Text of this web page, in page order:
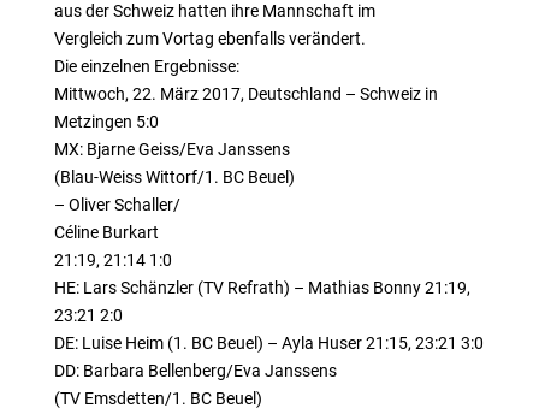
aus der Schweiz hatten ihre Mannschaft im
Vergleich zum Vortag ebenfalls verändert.
Die einzelnen Ergebnisse:
Mittwoch, 22. März 2017, Deutschland – Schweiz in
Metzingen 5:0
MX: Bjarne Geiss/Eva Janssens
(Blau-Weiss Wittorf/1. BC Beuel)
– Oliver Schaller/
Céline Burkart
21:19, 21:14 1:0
HE: Lars Schänzler (TV Refrath) – Mathias Bonny 21:19,
23:21 2:0
DE: Luise Heim (1. BC Beuel) – Ayla Huser 21:15, 23:21 3:0
DD: Barbara Bellenberg/Eva Janssens
(TV Emsdetten/1. BC Beuel)